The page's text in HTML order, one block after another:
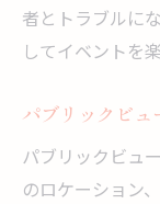
者とトラブルに
してイベントを
パブリックビ
パブリックビュ
のロケーション